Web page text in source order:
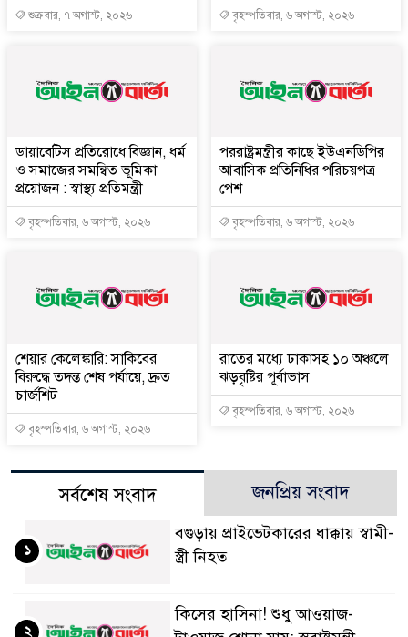
শুক্রবার, ৭ অগাস্ট, ২০২৬ বৃহস্পতিবার, ৬ অগাস্ট, ২০২৬
ডায়াবেটিস প্রতিরোধে বিজ্ঞান, ধর্ম
ও সমাজের সমন্বিত ভূমিকা
প্রয়োজন : স্বাস্থ্য প্রতিমন্ত্রী
বৃহস্পতিবার, ৬ অগাস্ট, ২০২৬
পররাষ্ট্রমন্ত্রীর কা‌ছে ইউএনডিপির
আবাসিক প্রতিনিধির পরিচয়পত্র
পেশ
বৃহস্পতিবার, ৬ অগাস্ট, ২০২৬
শেয়ার কেলেঙ্কারি: সাকিবের
বিরুদ্ধে তদন্ত শেষ পর্যায়ে, দ্রুত
চার্জশিট
বৃহস্পতিবার, ৬ অগাস্ট, ২০২৬
রাতের মধ্যে ঢাকাসহ ১০ অঞ্চলে
ঝড়বৃষ্টির পূর্বাভাস
বৃহস্পতিবার, ৬ অগাস্ট, ২০২৬
সর্বশেষ সংবাদ জনপ্রিয় সংবাদ
বগুড়ায় প্রাইভেটকারের ধাক্কায় স্বামী-
স্ত্রী নিহত
১
কিসের হাসিনা! শুধু আওয়াজ-
২